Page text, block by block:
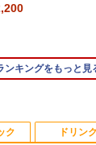
ノートパソコン
選択可 14型 軽
宅勤務 学生向け
パソコン 一体型
B1
Bluetooth 3ヶ
ミングモニター
/ 144Hz モニ
FHD
ンキングをもっと見
ク ドリンク